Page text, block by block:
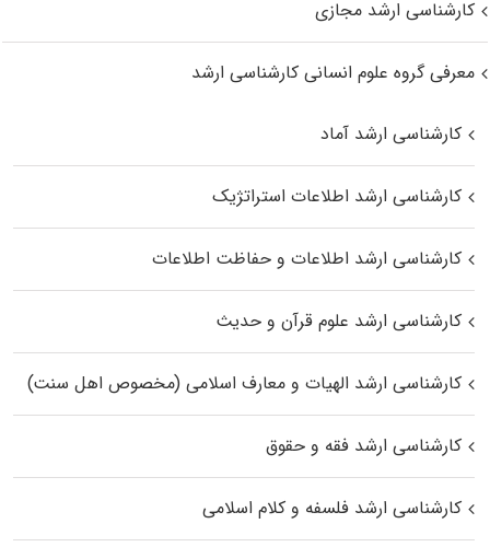
کارشناسی ارشد مجازی
معرفی گروه علوم انسانی کارشناسی ارشد
کارشناسی ارشد آماد
کارشناسی ارشد اطلاعات استراتژیک
کارشناسی ارشد اطلاعات و حفاظت اطلاعات
کارشناسی ارشد علوم قرآن و حدیث
کارشناسی ارشد الهیات و معارف اسلامی (مخصوص اهل سنت)
کارشناسی ارشد فقه و حقوق
کارشناسی ارشد فلسفه و کلام اسلامی